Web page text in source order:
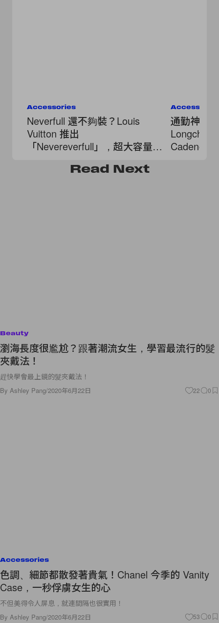
Accessories
Neverfull 還不夠裝？Louis
Vuitton 推出
「Nevereverfull」，超大容量、
通勤神包
Cadence
Read Next
Beauty
瀏海長度很尷尬？跟著潮流女生，學習最流行的髮
夾戴法！
趕快學會最上鏡的髮夾戴法！
By Ashley Pang/2020年6月22日 22 0
Accessories
色調、細節都散發著貴氣！Chanel 今季的 Vanity
Case，一秒俘虜女生的心
不但美得令人屏息，就連間隔也很實用！
By Ashley Pang/2020年6月22日 53 0